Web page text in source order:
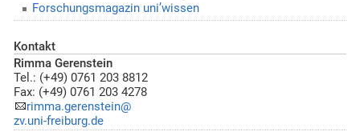
Forschungsmagazin uni’wissen
Kontakt
Rimma Gerenstein
Tel.: (+49) 0761 203 8812
Fax: (+49) 0761 203 4278
rimma.gerenstein@
zv.uni-freiburg.de